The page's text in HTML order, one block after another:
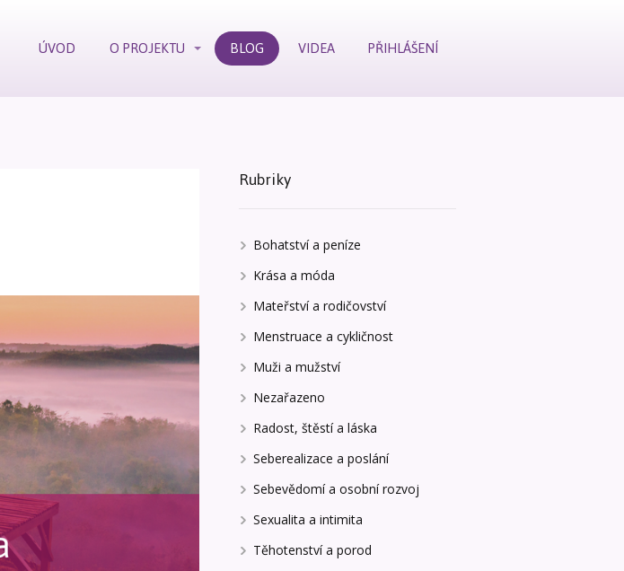
ÚVOD O PROJEKTU BLOG VIDEA PŘIHLÁŠENÍ
Rubriky
Bohatství a peníze
Krása a móda
Mateřství a rodičovství
Menstruace a cykličnost
Muži a mužství
Nezařazeno
Radost, štěstí a láska
Seberealizace a poslání
Sebevědomí a osobní rozvoj
Sexualita a intimita
Těhotenství a porod